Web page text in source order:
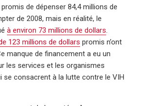
de dépenser 84,4 millions de
de 2008, mais en réalité, le
à environ 73 millions de dollars.
123 millions de dollars promis n’ont
manque de financement a eu un
les services et les organismes
se consacrent à la lutte contre le VIH